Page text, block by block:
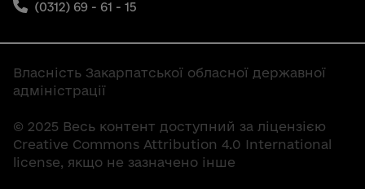
(0312) 69 - 61 - 15
Власність Закарпатської обласної державної
адміністрації
© 2025 Весь контент доступний за ліцензією
Creative Commons Attribution 4.0 International
license, якщо не зазначено інше